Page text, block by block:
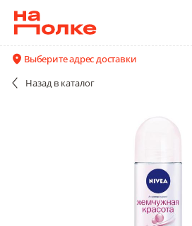
Выберите адрес доставки
Назад в каталог
Антиперспирант Nivea
Premium Perfume 50 мл.,